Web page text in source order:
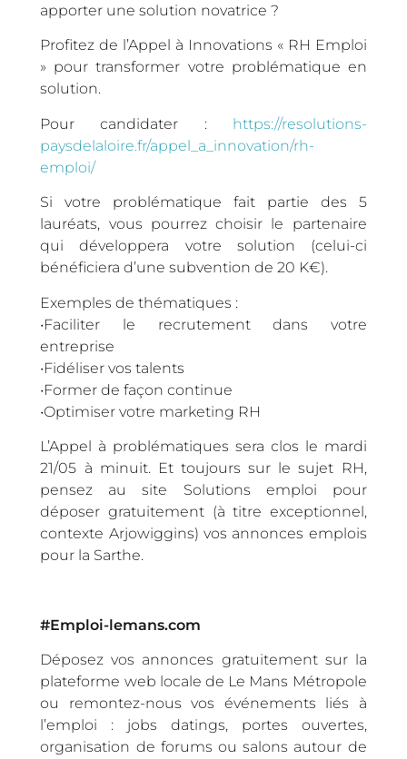
apporter une solution novatrice ?
Profitez de l’Appel à Innovations « RH Emploi
» pour transformer votre problématique en
solution.
Pour candidater : https://resolutions-
paysdelaloire.fr/appel_a_innovation/rh-
emploi/
Si votre problématique fait partie des 5
lauréats, vous pourrez choisir le partenaire
qui développera votre solution (celui-ci
bénéficiera d’une subvention de 20 K€).
Exemples de thématiques :
•Faciliter le recrutement dans votre
entreprise
•Fidéliser vos talents
•Former de façon continue
•Optimiser votre marketing RH
L’Appel à problématiques sera clos le mardi
21/05 à minuit. Et toujours sur le sujet RH,
pensez au site Solutions emploi pour
déposer gratuitement (à titre exceptionnel,
contexte Arjowiggins) vos annonces emplois
pour la Sarthe.
#Emploi-lemans.com
Déposez vos annonces gratuitement sur la
plateforme web locale de Le Mans Métropole
ou remontez-nous vos événements liés à
l’emploi : jobs datings, portes ouvertes,
organisation de forums ou salons autour de